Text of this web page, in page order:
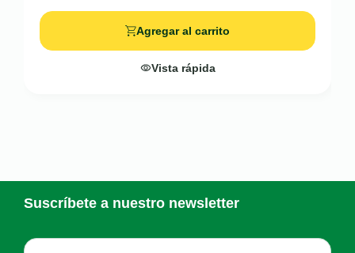
Agregar al carrito
Vista rápida
Suscríbete a nuestro newsletter